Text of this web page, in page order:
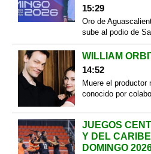
15:29
Oro de
sube al podio de
WILLIAM
14:52
Muere el productor
conocido por
JUEGOS
Y DEL
DOMINGO